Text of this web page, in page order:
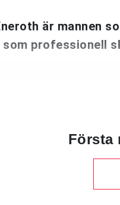
är mannen
professionell
Första